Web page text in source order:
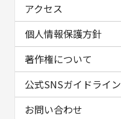
アクセス
個人情報保護方針
著作権について
公式SNSガイドライン
お問い合わせ